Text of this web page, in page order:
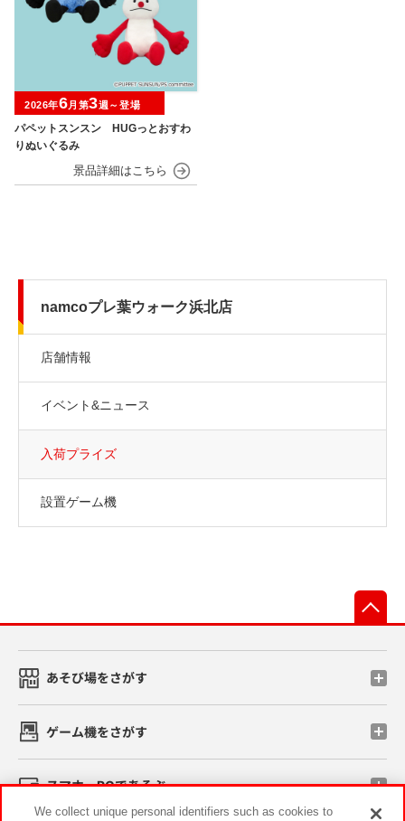
パペットスンスン HUGっとおすわ
りぬいぐるみ
2026年6月第3週～登場
namcoプレ葉ウォーク浜北店
店舗情報
イベント&ニュース
入荷プライズ
設置ゲーム機
あそび場をさがす
ゲーム機をさがす
スマホ・PCであそぶ
We collect unique personal identifiers such as cookies to